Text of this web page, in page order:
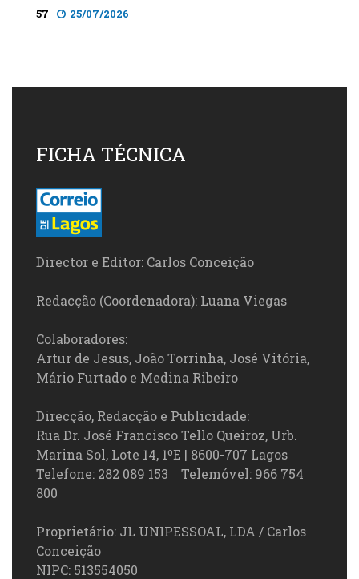
57 25/07/2026
FICHA TÉCNICA
Director e Editor: Carlos Conceição
Redacção (Coordenadora): Luana Viegas
Colaboradores:
Artur de Jesus, João Torrinha, José Vitória,
Mário Furtado e Medina Ribeiro
Direcção, Redacção e Publicidade:
Rua Dr. José Francisco Tello Queiroz, Urb.
Marina Sol, Lote 14, 1ºE | 8600-707 Lagos
Telefone: 282 089 153 Telemóvel: 966 754
800
Proprietário: JL UNIPESSOAL, LDA / Carlos
Conceição
NIPC: 513554050